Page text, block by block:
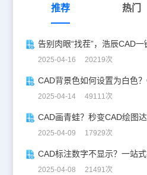
推荐 热门
告别肉眼“找茬”，浩辰CAD一
2025-04-16 20219次
2025-04-14 49111次
CAD画青蛙？秒变CAD绘图达
2025-04-09 17929次
CAD标注数字不显示？一站
2025-04-08 21491次